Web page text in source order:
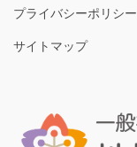
プライバシーポリシー
サイトマップ